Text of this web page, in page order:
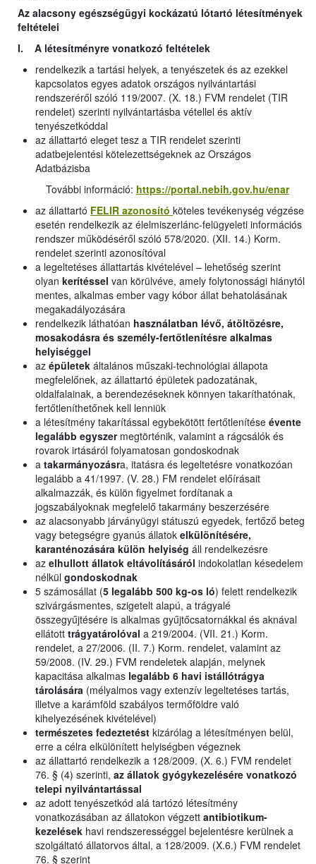
Az alacsony egészségügyi kockázatú lótartó létesítmények
feltételei
I. A létesítményre vonatkozó feltételek
rendelkezik a tartási helyek, a tenyészetek és az ezekkel
kapcsolatos egyes adatok országos nyilvántartási
rendszeréről szóló 119/2007. (X. 18.) FVM rendelet (TIR
rendelet) szerinti nyilvántartásba vétellel és aktív
tenyészetkóddal
az állattartó eleget tesz a TIR rendelet szerinti
adatbejelentési kötelezettségeknek az Országos
Adatbázisba
További információ: https://portal.nebih.gov.hu/enar
az állattartó FELIR azonosító köteles tevékenység végzése
esetén rendelkezik az élelmiszerlánc-felügyeleti információs
rendszer működéséről szóló 578/2020. (XII. 14.) Korm.
rendelet szerinti azonosítóval
a legeltetéses állattartás kivételével – lehetőség szerint
olyan kerítéssel van körülvéve, amely folytonossági hiánytól
mentes, alkalmas ember vagy kóbor állat behatolásának
megakadályozására
rendelkezik láthatóan használatban lévő, átöltözésre,
mosakodásra és személy-fertőtlenítésre alkalmas
helyiséggel
az épületek általános műszaki-technológiai állapota
megfelelőnek, az állattartó épületek padozatának,
oldalfalainak, a berendezéseknek könnyen takaríthatónak,
fertőtleníthetőnek kell lenniük
a létesítmény takarítással egybekötött fertőtlenítése évente
legalább egyszer megtörténik, valamint a rágcsálók és
rovarok irtásáról folyamatosan gondoskodnak
a takarmányozásra, itatásra és legeltetésre vonatkozóan
legalább a 41/1997. (V. 28.) FM rendelet előírásait
alkalmazzák, és külön figyelmet fordítanak a
jogszabályoknak megfelelő takarmány beszerzésére
az alacsonyabb járványügyi státuszú egyedek, fertőző beteg
vagy betegségre gyanús állatok elkülönítésére,
karanténozására külön helyiség áll rendelkezésre
az elhullott állatok eltávolításáról indokolatlan késedelem
nélkül gondoskodnak
5 számosállat (5 legalább 500 kg-os ló) felett rendelkezik
szivárgásmentes, szigetelt alapú, a trágyalé
összegyűjtésére is alkalmas gyűjtőcsatornákkal és aknával
ellátott trágyatárolóval a 219/2004. (VII. 21.) Korm.
rendelet, a 27/2006. (II. 7.) Korm. rendelet, valamint az
59/2008. (IV. 29.) FVM rendeletek alapján, melynek
kapacitása alkalmas legalább 6 havi istállótrágya
tárolására (mélyalmos vagy extenzív legeltetéses tartás,
illetve a karámföld szabályos termőföldre való
kihelyezésének kivételével)
természetes fedeztetést kizárólag a létesítményen belül,
erre a célra elkülönített helyiségben végeznek
az állattartó rendelkezik a 128/2009. (X. 6.) FVM rendelet
76. § (4) szerinti, az állatok gyógykezelésére vonatkozó
telepi nyilvántartással
az adott tenyészetkód alá tartózó létesítmény
vonatkozásában az állatokon végzett antibiotikum-
kezelések havi rendszerességgel bejelentésre kerülnek a
szolgáltató állatorvos által, a 128/2009. (X.6.) FVM rendelet
76. § szerint